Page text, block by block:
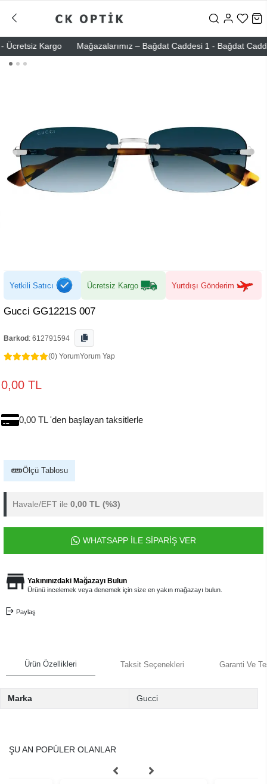
Kargo Mağazalarımız – Bağdat Caddesi 1 - Bağdat
Yetkili Satıcı Ücretsiz Kargo Yurtdışı Gönderim
Gucci GG1221S 007
Barkod : 612791594
(0) YorumYorum Yap
0,00 TL
0,00 TL 'den başlayan taksitlerle
Ölçü Tablosu
Havale/EFT ile 0,00 TL (%3)
WHATSAPP İLE SİPARİŞ VER
Yakınınızdaki Mağazayı Bulun
Ürünü incelemek veya denemek için size en yakın mağazayı bulun.
Paylaş
Ürün Özellikleri Taksit Seçenekleri Garanti Ve
Marka Gucci
ŞU AN POPÜLER OLANLAR